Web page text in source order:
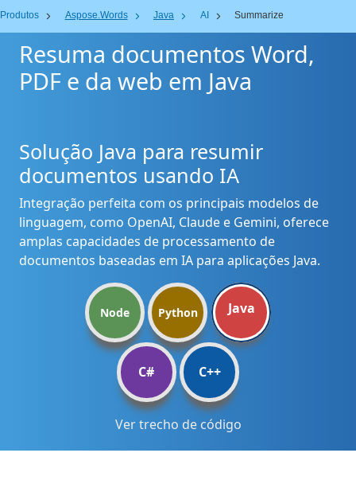
Produtos Aspose.Words Java AI Summarize
Resuma documentos Word,
PDF e da web em Java
Solução Java para resumir
documentos usando IA
Integração perfeita com os principais modelos de
linguagem, como OpenAI, Claude e Gemini, oferece
amplas capacidades de processamento de
documentos baseadas em IA para aplicações Java.
Node Python Java
C# C++
Ver trecho de código